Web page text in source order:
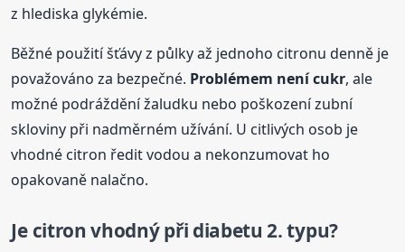
z hlediska glykémie.
Běžné použití šťávy z půlky až jednoho citronu denně je
považováno za bezpečné. Problémem není cukr, ale
možné podráždění žaludku nebo poškození zubní
skloviny při nadměrném užívání. U citlivých osob je
vhodné citron ředit vodou a nekonzumovat ho
opakovaně nalačno.
Je citron vhodný při diabetu 2. typu?